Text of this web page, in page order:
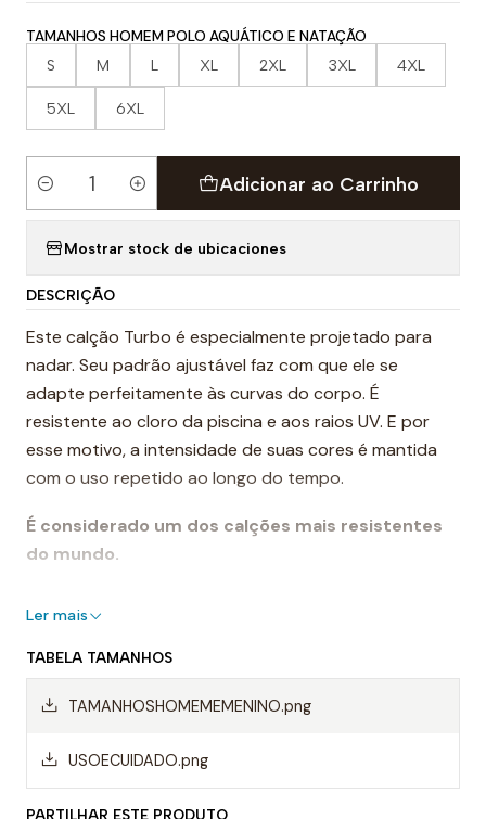
TAMANHOS HOMEM POLO AQUÁTICO E NATAÇÃO
S M L XL 2XL 3XL 4XL
5XL 6XL
Quantidade
Adicionar ao Carrinho
Mostrar stock de ubicaciones
DESCRIÇÃO
Este calção Turbo é especialmente projetado para
nadar. Seu padrão ajustável faz com que ele se
adapte perfeitamente às curvas do corpo. É
resistente ao cloro da piscina e aos raios UV. E por
esse motivo, a intensidade de suas cores é mantida
com o uso repetido ao longo do tempo.
É considerado um dos calções mais resistentes
do mundo.
- Costuras reforçadas
- Cordão ajustável
- Resistente ao cloro
- Composição: 55% poliéster PBT, 45% poliéster
Uso recomendado:
Ler mais
TABELA TAMANHOS
TAMANHOSHOMEMEMENINO.png
USOECUIDADO.png
PARTILHAR ESTE PRODUTO